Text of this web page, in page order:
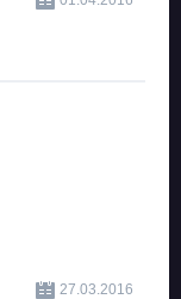
27.03.2016